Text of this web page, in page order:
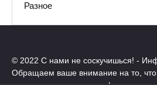
Разное
© 2022 С нами не соскучишься! -
Обращаем ваше внимание на то, что